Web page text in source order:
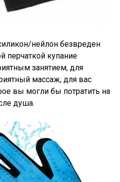
нейлон безвреден
перчаткой купание
занятием, для
массаж, для вас
вы могли бы потратить на
душа.